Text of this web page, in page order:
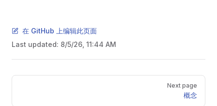
在 GitHub 上编辑此页面
Last updated: 8/5/26, 11:44 AM
Pager
Next page
概念